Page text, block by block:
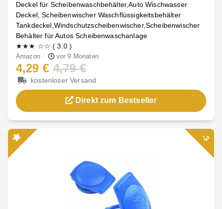
Deckel für Scheibenwaschbehälter,Auto Wischwasser
Deckel, Scheibenwischer Waschflüssigkeitsbehälter
Tankdeckel,Windschutzscheibenwischer,Scheibenwischer
Behälter für Autos Scheibenwaschanlage
★★★ ☆☆ (3.0)
Amazon vor 9 Monaten
4,29 € 4,79 €
kostenloser Versand
Direkt zum Bestseller
-3